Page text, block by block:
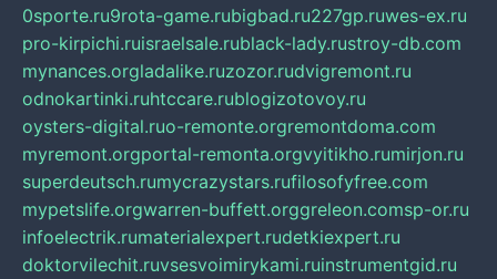
0sporte.ru9rota-game.rubigbad.ru227gp.ruwes-ex.ru
pro-kirpichi.ruisraelsale.rublack-lady.rustroy-db.com
mynances.orgladalike.ruzozor.rudvigremont.ru
odnokartinki.ruhtccare.rublogizotovoy.ru
oysters-digital.ruo-remonte.orgremontdoma.com
myremont.orgportal-remonta.orgvyitikho.rumirjon.ru
superdeutsch.rumycrazystars.rufilosofyfree.com
mypetslife.orgwarren-buffett.orggreleon.comsp-or.ru
infoelectrik.rumaterialexpert.rudetkiexpert.ru
doktorvilechit.ruvsesvoimirykami.ruinstrumentgid.ru